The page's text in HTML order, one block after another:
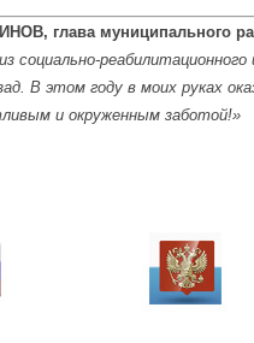
глава муниципального
социально-
В этом году в моих руках
и окруженным заботой!»